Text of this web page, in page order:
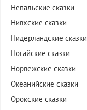
Непальские сказки
Нивхские сказки
Нидерландские сказки
Ногайские сказки
Норвежские сказки
Океанийские сказки
Орокские сказки